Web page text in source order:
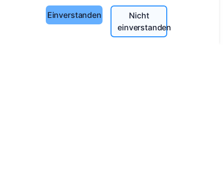
Friedhöfe suchen
Einverstanden
Nicht
einverstanden